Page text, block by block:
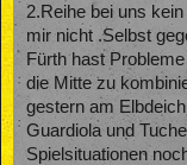
2.Reihe bei uns
mir nicht .Selbst
Fürth hast
die Mitte zu
gestern am
Guardiola und
Spielsituationen